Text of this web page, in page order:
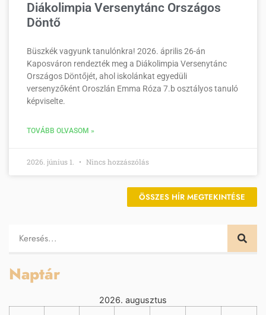
Diákolimpia Versenytánc Országos
Döntő
Büszkék vagyunk tanulónkra! 2026. április 26-án
Kaposváron rendezték meg a Diákolimpia Versenytánc
Országos Döntőjét, ahol iskolánkat egyedüli
versenyzőként Oroszlán Emma Róza 7.b osztályos tanuló
képviselte.
TOVÁBB OLVASOM »
2026. június 1. Nincs hozzászólás
ÖSSZES HÍR MEGTEKINTÉSE
Naptár
2026. augusztus